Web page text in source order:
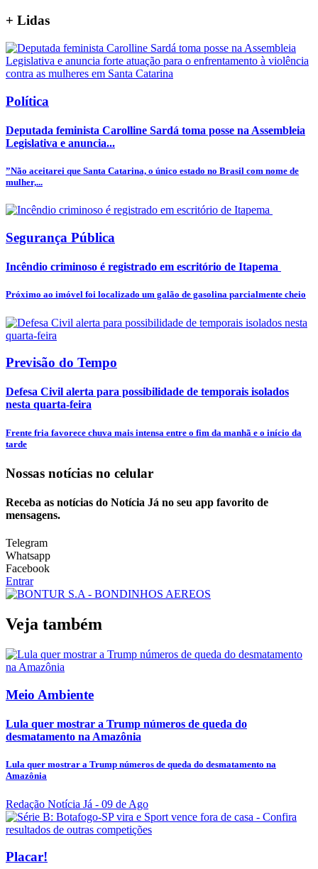
+ Lidas
Política
Deputada feminista Carolline Sardá toma posse na Assembleia
Legislativa e anuncia...
”Não aceitarei que Santa Catarina, o único estado no Brasil com nome de
mulher,...
Segurança Pública
Incêndio criminoso é registrado em escritório de Itapema
Próximo ao imóvel foi localizado um galão de gasolina parcialmente cheio
Previsão do Tempo
Defesa Civil alerta para possibilidade de temporais isolados
nesta quarta-feira
Frente fria favorece chuva mais intensa entre o fim da manhã e o início da
tarde
Nossas notícias no celular
Receba as notícias do Notícia Já no seu app favorito de
mensagens.
Telegram
Whatsapp
Facebook
Entrar
Veja também
Meio Ambiente
Lula quer mostrar a Trump números de queda do
desmatamento na Amazônia
Lula quer mostrar a Trump números de queda do desmatamento na
Amazônia
Redação Notícia Já - 09 de Ago
Placar!